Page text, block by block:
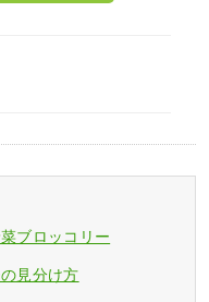
ブロッコリー
見分け方